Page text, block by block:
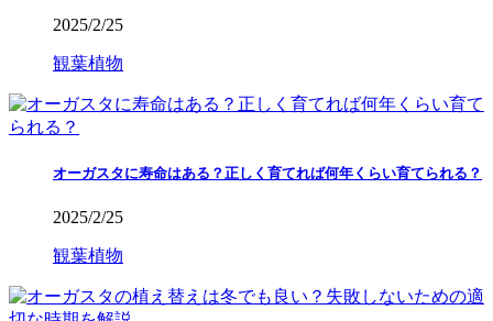
2025/2/25
観葉植物
オーガスタに寿命はある？正しく育てれば何年くらい育てられる？
2025/2/25
観葉植物